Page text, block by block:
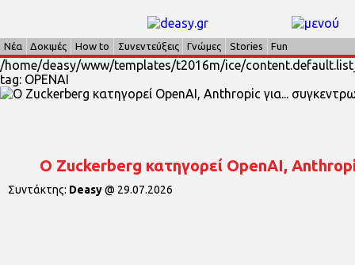
Νέα Δοκιμές How to Συνεντεύξεις Γνώμες Stories Fun
/home/deasy/www/templates/t2016m/ice/
tag: OPENAI
O Zuckerberg κατηγορεί OpenAI,
Συντάκτης: Deasy@ 29.07.2026